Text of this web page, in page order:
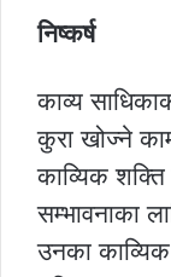
निष्कर्ष
काव्य
कुरा खोज्ने
काव्यिक
सम्भावनाका
उनका